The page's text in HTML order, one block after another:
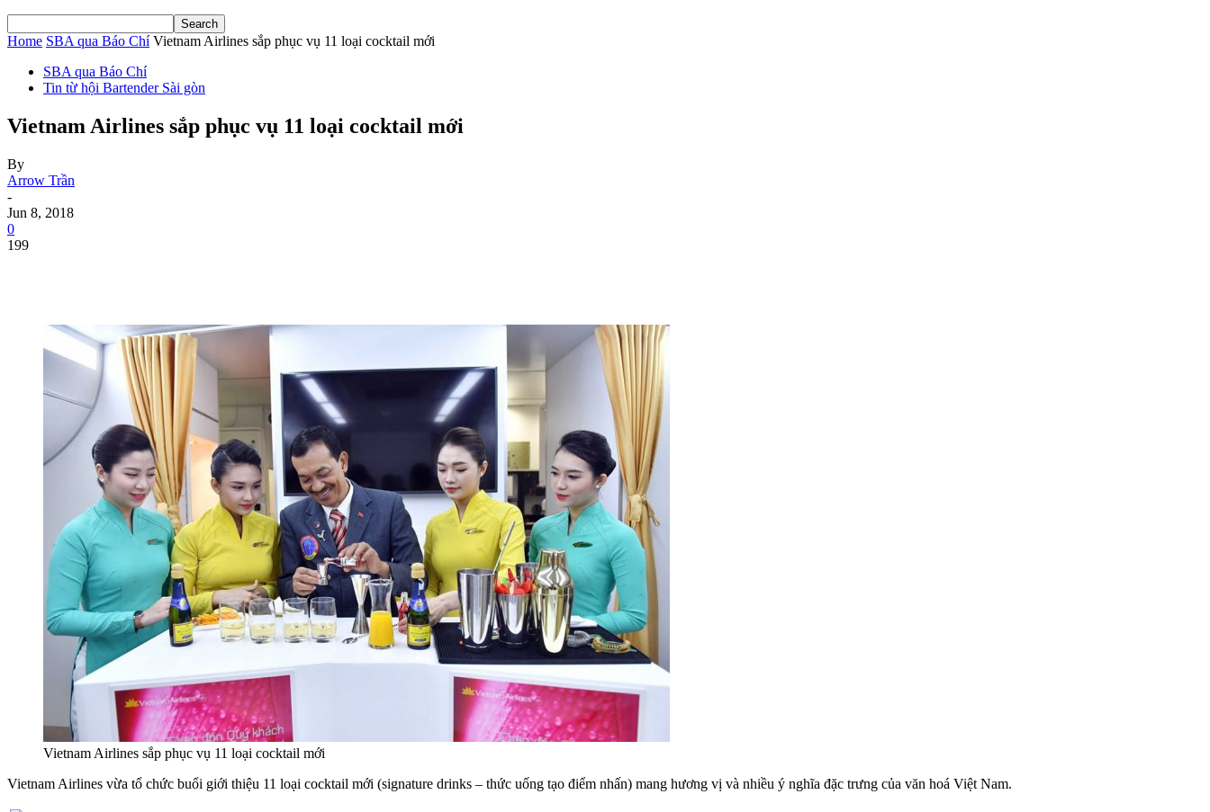
Home SBA qua Báo Chí Vietnam Airlines sắp phục vụ 11 loại cocktail mới
SBA qua Báo Chí
Tin từ hội Bartender Sài gòn
Vietnam Airlines sắp phục vụ 11 loại cocktail mới
By
Arrow Trần
-
Jun 8, 2018
0
199
Vietnam Airlines sắp phục vụ 11 loại cocktail mới
Vietnam Airlines vừa tổ chức buổi giới thiệu 11 loại cocktail mới (signature drinks – thức uống tạo điểm nhấn) mang hương vị và nhiều ý nghĩa đặc trưng của văn hoá Việt Nam.